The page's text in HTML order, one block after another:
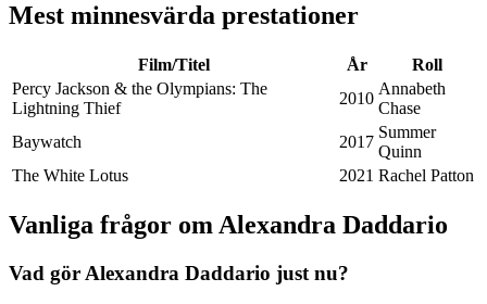
Mest minnesvärda prestationer
Film/Titel År
Roll
Percy Jackson & the Olympians: The
Lightning Thief
2010
Annabeth
Chase
Baywatch
2017
Summer
Quinn
The White Lotus
2021 Rachel Patton
Vanliga frågor om Alexandra Daddario
Vad gör Alexandra Daddario just nu?